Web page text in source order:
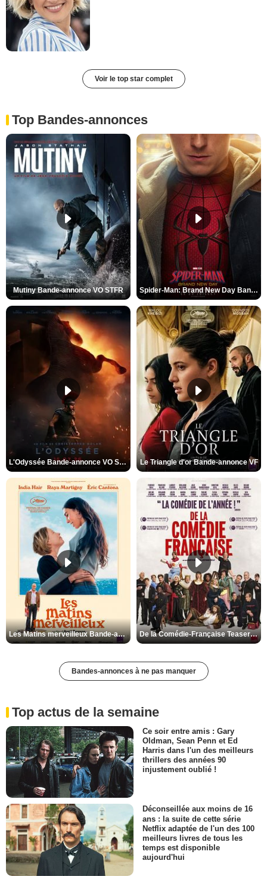
Voir le top star complet
Top Bandes-annonces
Mutiny Bande-annonce VO STFR Spider-Man: Brand New Day Bande-annonce VO STFR
L'Odyssée Bande-annonce VO STFR Le Triangle d'or Bande-annonce VF
Les Matins merveilleux Bande-annonce VF De la Comédie-Française Teaser VF
Bandes-annonces à ne pas manquer
Top actus de la semaine
Ce soir entre amis : Gary
Oldman, Sean Penn et Ed
Harris dans l'un des meilleurs
thrillers des années 90
injustement oublié !
Déconseillée aux moins de 16
ans : la suite de cette série
Netflix adaptée de l'un des 100
meilleurs livres de tous les
temps est disponible
aujourd'hui